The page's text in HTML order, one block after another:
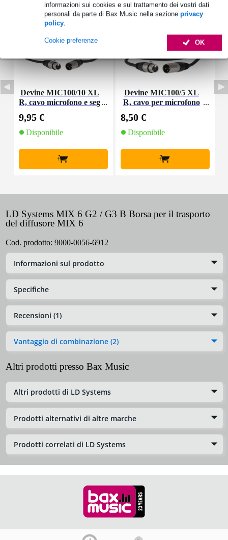
informazioni sui cookies e sul trattamento dei vostri dati
personali da parte di Bax Music nella sezione privacy
policy.
OK
Cookie preferenze
Devine MIC100/10 XL
R, cavo microfono e seg
9,95 €
Disponibile
+
Devine MIC100/5 XL
R, cavo per microfono
8,50 €
Disponibile
+
LD Systems MIX 6 G2 / G3 B Borsa per il trasporto
del diffusore MIX 6
Cod. prodotto: 9000-0056-6912
Informazioni sul prodotto
Specifiche
Recensioni (1)
Vantaggio di combinazione (2)
Altri prodotti presso Bax Music
Altri prodotti di LD Systems
Prodotti alternativi di altre marche
Prodotti correlati di LD Systems